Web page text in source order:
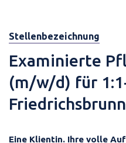
Stellenbezeichnung
Examinierte
(m/w/d) für
Friedrichsbrunn
Eine Klientin. Ihre volle